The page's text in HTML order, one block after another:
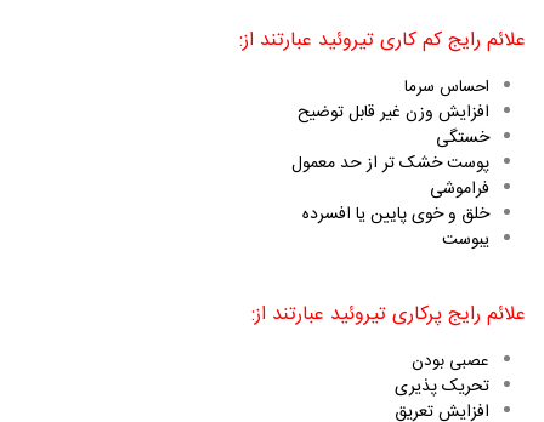
علائم رایج کم کاری تیروئید عبارتند از:
احساس سرما
افزایش وزن غیر قابل توضیح
خستگی
پوست خشک تر از حد معمول
فراموشی
خلق و خوی پایین یا افسرده
یبوست
علائم رایج پرکاری تیروئید عبارتند از:
عصبی بودن
تحریک پذیری
افزایش تعریق